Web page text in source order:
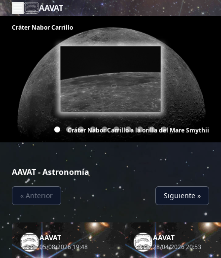
AAVAT
Cráter Nabor Carrillo
Cráter Nabor Carrillo a la orilla del Mare Smythii
AAVAT - Astronomía
« Anterior Siguiente »
AAVAT
05/08/2026 19:48
AAVAT
28/04/2026 20:53